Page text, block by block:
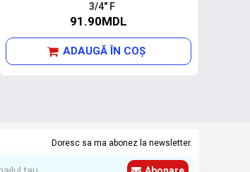
3/4" F
91.90MDL
ADAUGĂ ÎN COŞ
Doresc sa ma abonez la newsletter.